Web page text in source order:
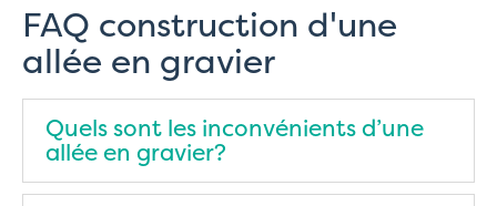
FAQ construction d'une
allée en gravier
Quels sont les inconvénients d’une
allée en gravier?